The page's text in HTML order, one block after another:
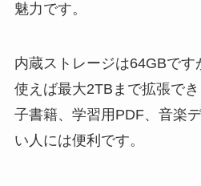
魅力です。
内蔵ストレージは64GBです
使えば最大2TBまで拡張で
子書籍、学習用PDF、音楽
い人には便利です。